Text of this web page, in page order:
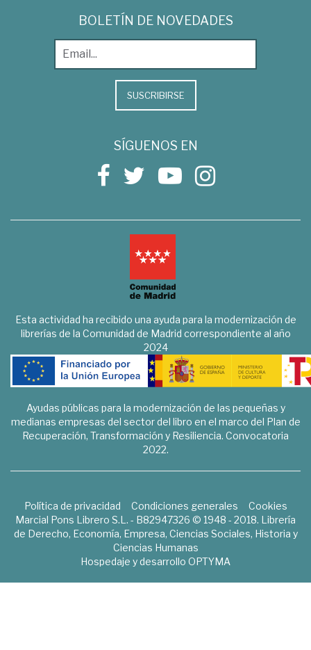
BOLETÍN DE NOVEDADES
SUSCRIBIRSE
SÍGUENOS EN
Esta actividad ha recibido una ayuda para la modernización de
librerías de la Comunidad de Madrid correspondiente al año
2024
Ayudas públicas para la modernización de las pequeñas y
medianas empresas del sector del libro en el marco del Plan de
Recuperación, Transformación y Resiliencia. Convocatoria
2022.
Política de privacidad Condiciones generales
Cookies
Marcial Pons Librero S.L. - B82947326 © 1948 - 2018. Librería
de Derecho, Economía, Empresa, Ciencias Sociales, Historia y
Ciencias Humanas
Hospedaje y desarrollo OPTYMA